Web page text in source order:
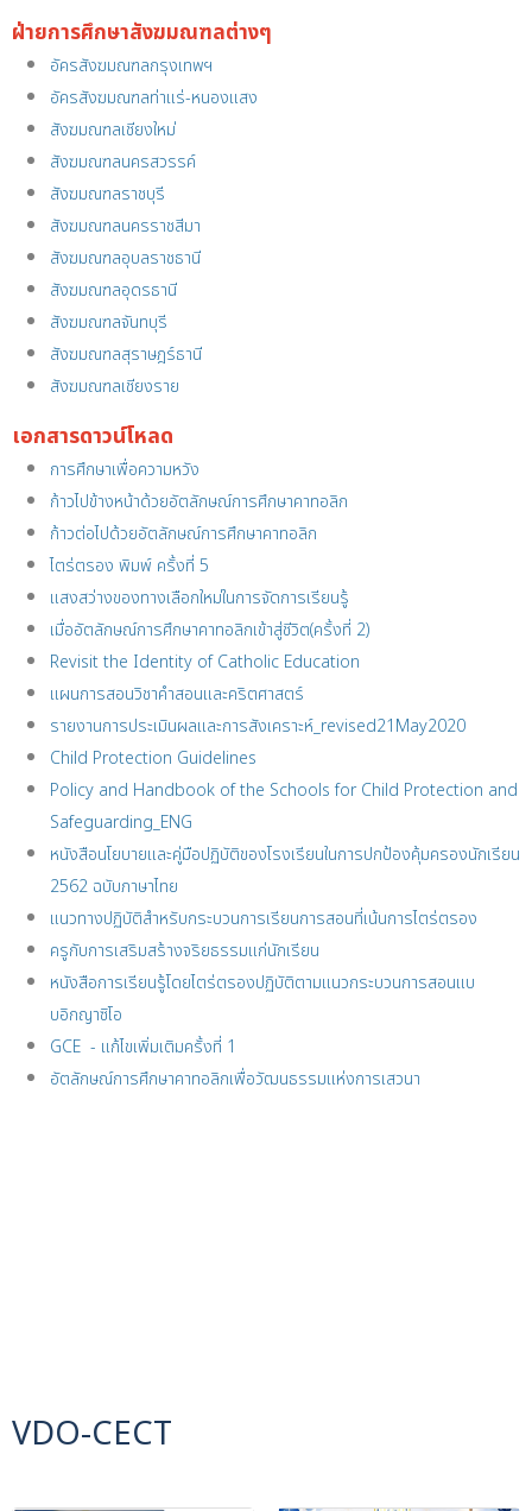
ฝ่ายการศึกษาสังฆมณฑลต่างๆ
อัครสังฆมณฑลกรุงเทพฯ
อัครสังฆมณฑลท่าแร่-หนองแสง
สังฆมณฑลเชียงใหม่
สังฆมณฑลนครสวรรค์
สังฆมณฑลราชบุรี
สังฆมณฑลนครราชสีมา
สังฆมณฑลอุบลราชธานี
สังฆมณฑลอุดรธานี
สังฆมณฑลจันทบุรี
สังฆมณฑลสุราษฎร์ธานี
สังฆมณฑลเชียงราย
เอกสารดาวน์โหลด
การศึกษาเพื่อความหวัง
ก้าวไปข้างหน้าด้วยอัตลักษณ์การศึกษาคาทอลิก
ก้าวต่อไปด้วยอัตลักษณ์การศึกษาคาทอลิก
ไตร่ตรอง พิมพ์ ครั้งที่ 5
แสงสว่างของทางเลือกใหม่ในการจัดการเรียนรู้
เมื่ออัตลักษณ์การศึกษาคาทอลิกเข้าสู่ชีวิต(ครั้งที่ 2)
Revisit the Identity of Catholic Education
แผนการสอนวิชาคำสอนและคริตศาสตร์
รายงานการประเมินผลและการสังเคราะห์_revised21May2020
Child Protection Guidelines
Policy and Handbook of the Schools for Child Protection and
Safeguarding_ENG
หนังสือนโยบายและคู่มือปฏิบัติของโรงเรียนในการปกป้องคุ้มครองนักเรียน
2562 ฉบับภาษาไทย
แนวทางปฏิบัติสำหรับกระบวนการเรียนการสอนที่เน้นการไตร่ตรอง
ครูกับการเสริมสร้างจริยธรรมแก่นักเรียน
หนังสือการเรียนรู้โดยไตร่ตรองปฏิบัติตามแนวกระบวนการสอนแบ
บอิกญาซิโอ
GCE - แก้ไขเพิ่มเติมครั้งที่ 1
อัตลักษณ์การศึกษาคาทอลิกเพื่อวัฒนธรรมแห่งการเสวนา
VDO-CECT